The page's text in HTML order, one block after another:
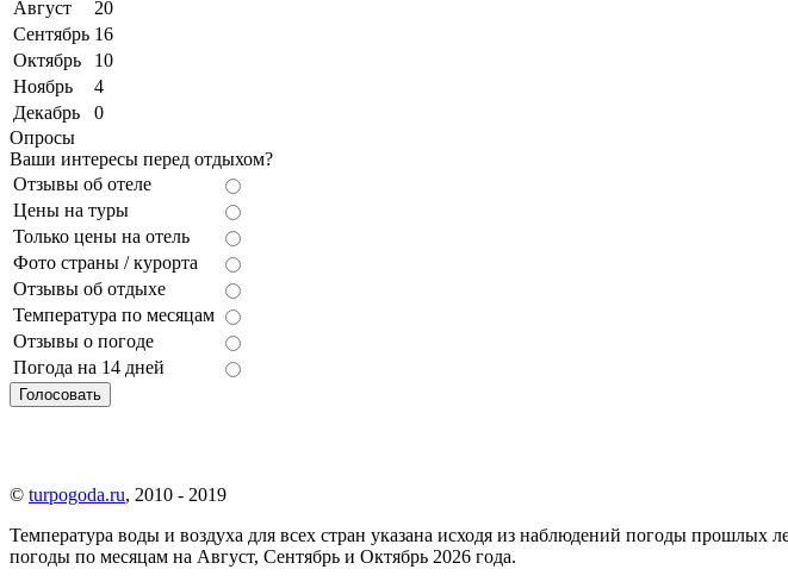
Август
20
Сентябрь 16
Октябрь
10
Ноябрь
4
Декабрь
0
Опросы
Ваши интересы перед отдыхом?
Отзывы об отеле
Цены на туры
Только цены на отель
Фото страны / курорта
Отзывы об отдыхе
Температура по месяцам
Отзывы о погоде
Погода на 14 дней
© turpogoda.ru, 2010 - 2019
Температура воды и воздуха для всех стран указана исходя из наблюдений погоды прошлых
погоды по месяцам на Август, Сентябрь и Октябрь 2026 года.